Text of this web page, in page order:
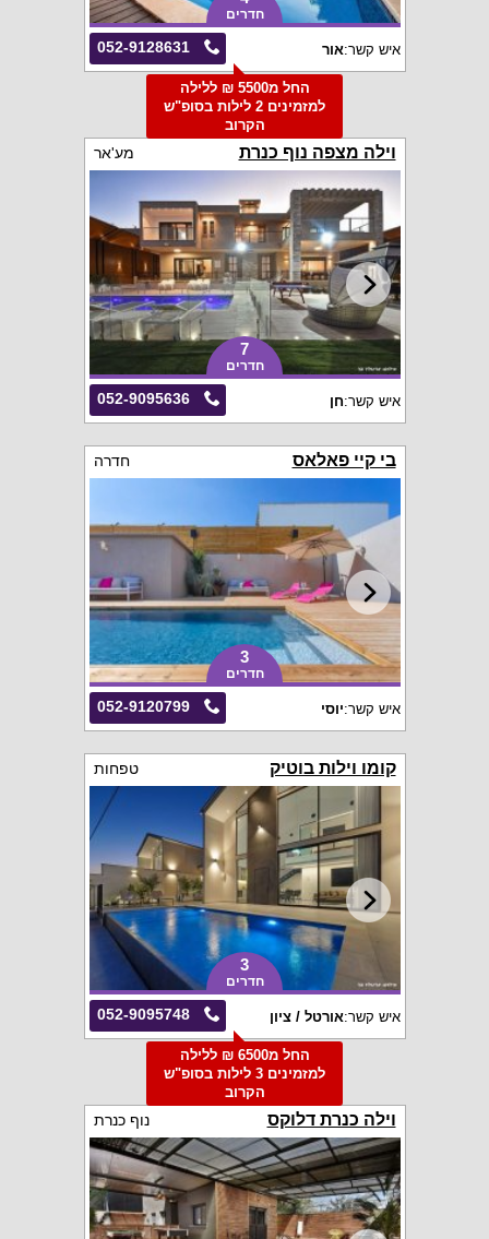
חדרים
052-9128631 איש קשר:אור
החל מ5500 ₪ ללילה
למזמינים 2 לילות בסופ"ש
הקרוב
וילה מצפה נוף כנרת מע'אר
7
חדרים
052-9095636 איש קשר:חן
בי קיי פאלאס חדרה
3
חדרים
052-9120799 איש קשר:יוסי
קומו וילות בוטיק טפחות
3
חדרים
052-9095748 איש קשר:אורטל / ציון
החל מ6500 ₪ ללילה
למזמינים 3 לילות בסופ"ש
הקרוב
וילה כנרת דלוקס נוף כנרת